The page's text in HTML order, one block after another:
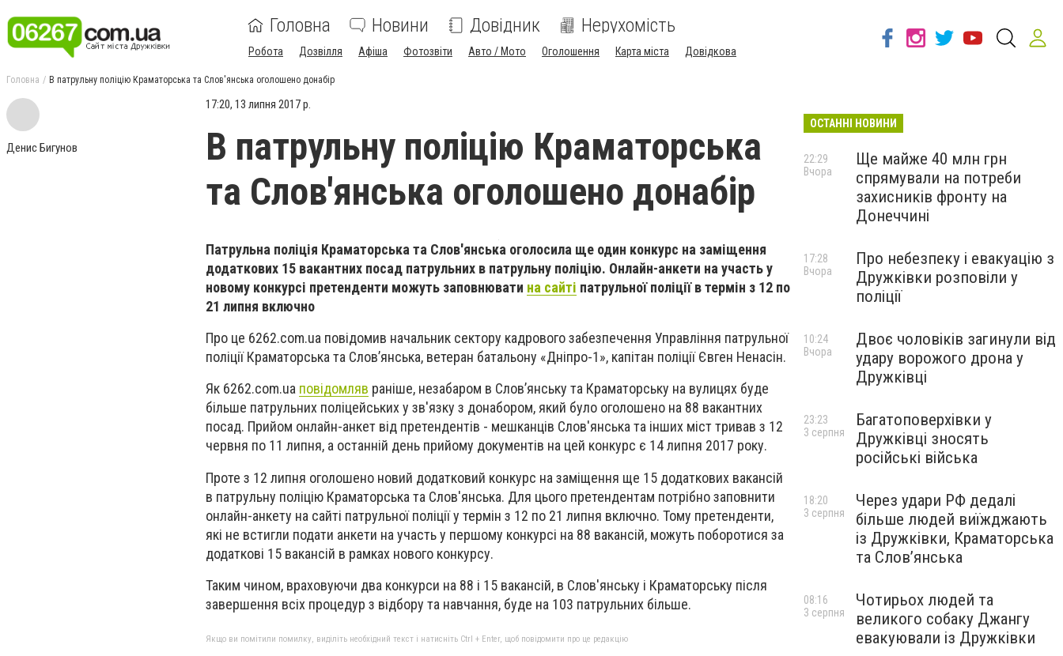
Головна Новини Довідник Нерухомість
Робота Дозвілля Афіша Фотозвіти Авто / Мото Оголошення Карта міста Довідкова
Головна В патрульну поліцію Краматорська та Слов'янська оголошено донабір
Денис Бигунов
17:20, 13 липня 2017 р.
В патрульну поліцію Краматорська
та Слов'янська оголошено донабір
Патрульна поліція Краматорська та Слов'янська оголосила ще один конкурс на заміщення
додаткових 15 вакантних посад патрульних в патрульну поліцію. Онлайн-анкети на участь у
новому конкурсі претенденти можуть заповнювати на сайті патрульної поліції в термін з 12 по
21 липня включно
Про це 6262.com.ua повідомив начальник сектору кадрового забезпечення Управління патрульної
поліції Краматорська та Слов’янська, ветеран батальону «Дніпро-1», капітан поліції Євген Ненасін.
Як 6262.com.ua повідомляв раніше, незабаром в Слов’янську та Краматорську на вулицях буде
більше патрульних поліцейських у зв'язку з донабором, який було оголошено на 88 вакантних
посад. Прийом онлайн-анкет від претендентів - мешканців Слов'янська та інших міст тривав з 12
червня по 11 липня, а останній день прийому документів на цей конкурс є 14 липня 2017 року.
Проте з 12 липня оголошено новий додатковий конкурс на заміщення ще 15 додаткових вакансій
в патрульну поліцію Краматорська та Слов'янська. Для цього претендентам потрібно заповнити
онлайн-анкету на сайті патрульної поліції у термін з 12 по 21 липня включно. Тому претенденти,
які не встигли подати анкети на участь у першому конкурсі на 88 вакансій, можуть поборотися за
додаткові 15 вакансій в рамках нового конкурсу.
Таким чином, враховуючи два конкурси на 88 і 15 вакансій, в Слов'янську і Краматорську після
завершення всіх процедур з відбору та навчання, буде на 103 патрульних більше.
Якщо ви помітили помилку, виділіть необхідний текст і натисніть Ctrl + Enter, щоб повідомити про це редакцію
ОСТАННІ НОВИНИ
Ще майже 40 млн грн
спрямували на потреби
захисників фронту на
Донеччині
22:29
Вчора
Про небезпеку і евакуацію з
Дружківки розповіли у
поліції
17:28
Вчора
Двоє чоловіків загинули від
удару ворожого дрона у
Дружківці
10:24
Вчора
Багатоповерхівки у
Дружківці зносять
російські війська
23:23
3 серпня
Через удари РФ дедалі
більше людей виїжджають
із Дружківки, Краматорська
та Слов’янська
18:20
3 серпня
Чотирьох людей та
великого собаку Джангу
евакуювали із Дружківки
08:16
3 серпня